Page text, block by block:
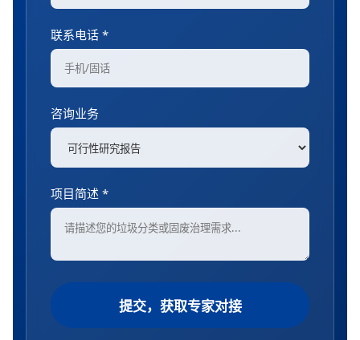
联系电话 *
咨询业务
项目简述 *
提交，获取专家对接